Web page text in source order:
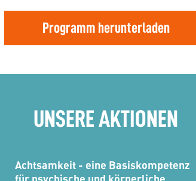
Programm herunterladen
UNSERE AKTIONEN
Achtsamkeit - eine Basiskompetenz